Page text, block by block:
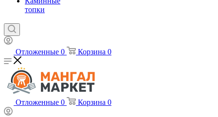
топки
Отложенные 0 Корзина 0
Отложенные 0 Корзина 0